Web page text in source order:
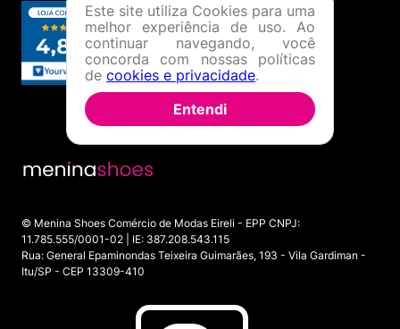
© Menina Shoes Comércio de Modas Eireli - EPP CNPJ:
11.785.555/0001-02 | IE: 387.208.543.115
Rua: General Epaminondas Teixeira Guimarães, 193 - Vila Gardiman -
Itu/SP - CEP 13309-410
Este site utiliza Cookies para uma
melhor experiência de uso. Ao
continuar navegando, você
concorda com nossas políticas
de cookies e privacidade.
Entendi